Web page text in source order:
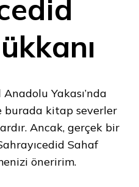
Yakası’nda
kitap severler
Ancak, gerçek bir
Sahaf
öneririm.